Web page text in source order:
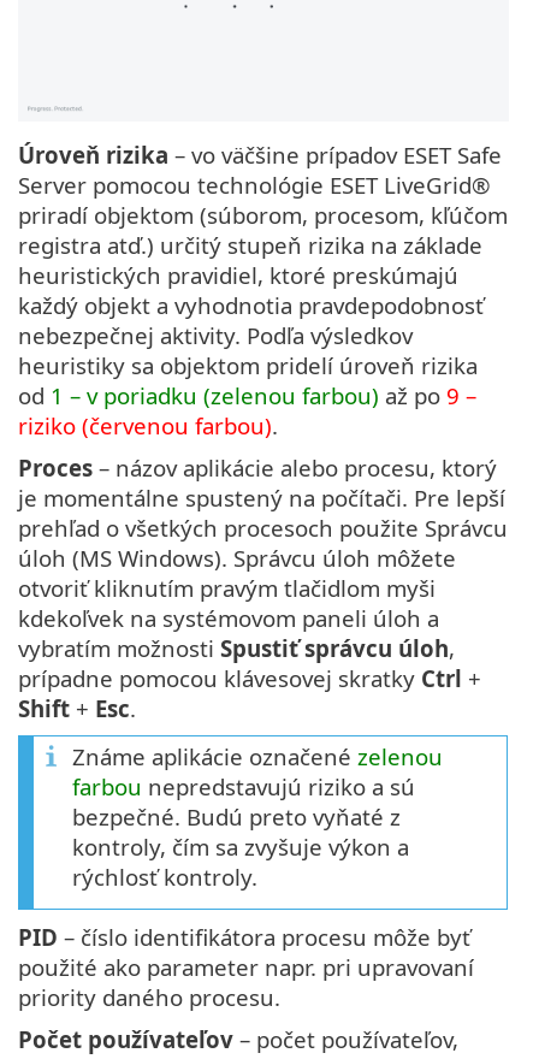
Úroveň rizika – vo väčšine prípadov ESET Safe
Server pomocou technológie ESET LiveGrid®
priradí objektom (súborom, procesom, kľúčom
registra atď.) určitý stupeň rizika na základe
heuristických pravidiel, ktoré preskúmajú
každý objekt a vyhodnotia pravdepodobnosť
nebezpečnej aktivity. Podľa výsledkov
heuristiky sa objektom pridelí úroveň rizika
od 1 – v poriadku (zelenou farbou) až po 9 –
riziko (červenou farbou).
Proces – názov aplikácie alebo procesu, ktorý
je momentálne spustený na počítači. Pre lepší
prehľad o všetkých procesoch použite Správcu
úloh (MS Windows). Správcu úloh môžete
otvoriť kliknutím pravým tlačidlom myši
kdekoľvek na systémovom paneli úloh a
vybratím možnosti Spustiť správcu úloh,
prípadne pomocou klávesovej skratky Ctrl +
Shift + Esc.
Známe aplikácie označené zelenou
farbou nepredstavujú riziko a sú
bezpečné. Budú preto vyňaté z
kontroly, čím sa zvyšuje výkon a
rýchlosť kontroly.
PID – číslo identifikátora procesu môže byť
použité ako parameter napr. pri upravovaní
priority daného procesu.
Počet používateľov – počet používateľov,